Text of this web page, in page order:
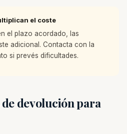
el coste
el plazo acordado, las
adicional. Contacta con la
si prevés dificultades.
de devolución para